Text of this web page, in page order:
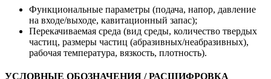
Функциональные параметры (подача, напор, давление
на входе/выходе, кавитационный запас);
Перекачиваемая среда (вид среды, количество твердых
частиц, размеры частиц (абразивных/неабразивных),
рабочая температура, вязкость, плотность).
УСЛОВНЫЕ ОБОЗНАЧЕНИЯ / РАСШИФРОВКА